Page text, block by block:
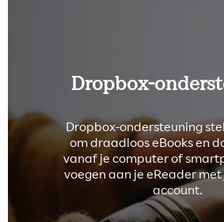
Dropbox-
Dropbox-ondersteuning
om draadloos eBooks en
vanaf je computer of
voegen aan je eReader
account.